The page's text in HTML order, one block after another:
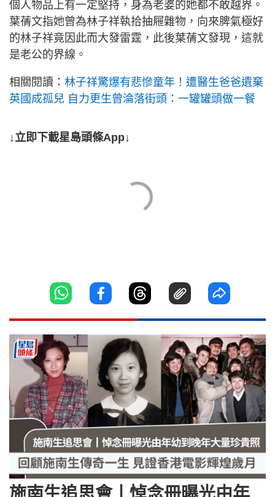
個人物品上有一定堅持，身為老婆的她都不敢越界。
葉蒨文指她曾為林子祥執拾抽屜雜物，向來脾氣極好
的林子祥竟因此而大發雷霆，此後葉蒨文發現，這就
是老公的界線。
相關閱讀： 林子祥驚爆有悲慘童年！遭醫生爸爸遺棄
英國成孤兒 自力更生曾淪落街頭：一罐罐頭做一餐
↓立即下載星島頭條App↓